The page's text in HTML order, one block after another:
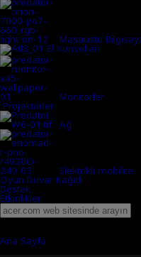
Masaüstü
El Konsolları
Monitörler
Projektörler
Ağ
Elektrikli mobilite
Oyun Duvar Kağıdı
Destek
Etkinlikler
Predator Force 2.0 ile
Ana Sayfa
Güç İçinde Saklı